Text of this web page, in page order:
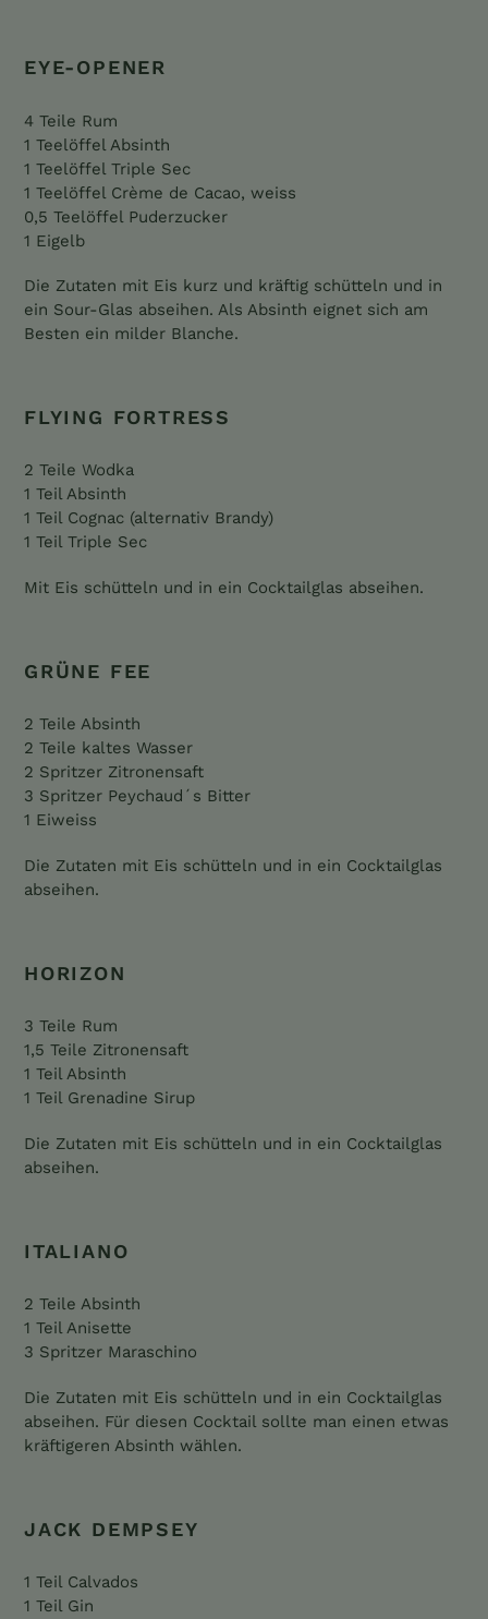
EYE-OPENER
4 Teile Rum
1 Teelöffel Absinth
1 Teelöffel Triple Sec
1 Teelöffel Crème de Cacao, weiss
0,5 Teelöffel Puderzucker
1 Eigelb
Die Zutaten mit Eis kurz und kräftig schütteln und in
ein Sour-Glas abseihen. Als Absinth eignet sich am
Besten ein milder Blanche.
FLYING FORTRESS
2 Teile Wodka
1 Teil Absinth
1 Teil Cognac (alternativ Brandy)
1 Teil Triple Sec
Mit Eis schütteln und in ein Cocktailglas abseihen.
GRÜNE FEE
2 Teile Absinth
2 Teile kaltes Wasser
2 Spritzer Zitronensaft
3 Spritzer Peychaud´s Bitter
1 Eiweiss
Die Zutaten mit Eis schütteln und in ein Cocktailglas
abseihen.
HORIZON
3 Teile Rum
1,5 Teile Zitronensaft
1 Teil Absinth
1 Teil Grenadine Sirup
Die Zutaten mit Eis schütteln und in ein Cocktailglas
abseihen.
ITALIANO
2 Teile Absinth
1 Teil Anisette
3 Spritzer Maraschino
Die Zutaten mit Eis schütteln und in ein Cocktailglas
abseihen. Für diesen Cocktail sollte man einen etwas
kräftigeren Absinth wählen.
JACK DEMPSEY
1 Teil Calvados
1 Teil Gin